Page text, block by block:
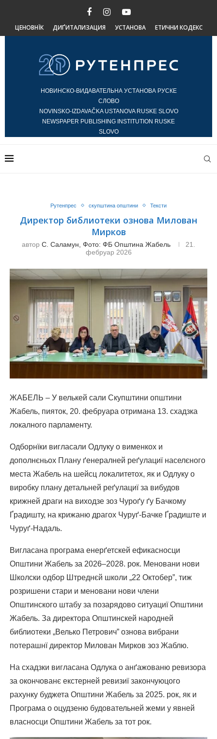
ЦЕНОВНЇК ДИҐИТАЛИЗАЦИЯ УСТАНОВА ЕТИЧНИ КОДЕКС
НОВИНСКО-ВИДАВАТЕЛЬНА УСТАНОВА РУСКЕ
СЛОВО
NOVINSKO-IZDAVAČKA USTANOVA RUSKE SLOVO
NEWSPAPER PUBLISHING INSTITUTION RUSKE
SLOVO
Рутенпрес скупштина општини Тексти
Директор библиотеки ознова Милован
Мирков
автор С. Саламун, Фото: ФБ Општина Жабель
21.
фебруар 2026
ЖАБЕЛЬ – У велькей сали Скупштини општини
Жабель, пияток, 20. фебруара отримана 13. схадзка
локалного парламенту.
Одборнїки вигласали Одлуку о вименкох и
дополнєньох Плану ґенералней реґулациї населєного
места Жабель на шейсц локалитетох, як и Одлуку о
виробку плану детальней реґулациї за вибудов
крижней драги на виходзе зоз Чуроґу ґу Бачкому
Ґрадишту, на крижаню драгох Чуруґ-Бачке Ґрадиште и
Чуруґ-Надаль.
Вигласана програма енерґетскей ефикасносци
Општини Жабель за 2026–2028. рок. Меновани нови
Школски одбор Штреднєй школи „22 Октобeр”, тиж
розришени стари и меновани нови члени
Општинского штабу за позарядово ситуациї Општини
Жабель. За директора Општинскей народней
библиотеки „Велько Петрович” ознова вибрани
потерашнї директор Милован Мирков зоз Жаблю.
На схадзки вигласана Одлука о анґажованю ревизора
за окончованє екстерней ревизиї закончуюцого
рахунку буджета Општини Жабель за 2025. рок, як и
Програма о оцудзеню будовательней жеми у явней
власносци Општини Жабель за тот рок.